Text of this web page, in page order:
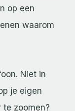
op een
waarom
Niet in
je eigen
te zoomen?